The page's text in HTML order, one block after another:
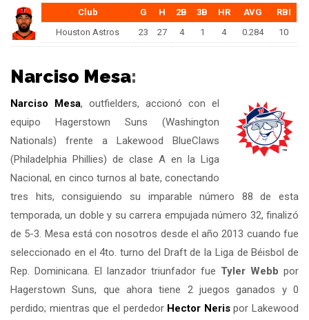
Club G H 2B 3B HR AVG
RBI
Houston Astros
23 27 4 1 4 0.284 10
Narciso Mesa:
Narciso Mesa, outfielders, accionó con el
equipo Hagerstown Suns (Washington
Nationals) frente a Lakewood BlueClaws
(Philadelphia Phillies) de clase A en la Liga
Nacional, en cinco turnos al bate, conectando
tres hits, consiguiendo su imparable número 88 de esta
temporada, un doble y su carrera empujada número 32, finalizó
de 5-3. Mesa está con nosotros desde el año 2013 cuando fue
seleccionado en el 4to. turno del Draft de la Liga de Béisbol de
Rep. Dominicana. El lanzador triunfador fue Tyler Webb por
Hagerstown Suns, que ahora tiene 2 juegos ganados y 0
perdido; mientras que el perdedor Hector Nerispor Lakewood